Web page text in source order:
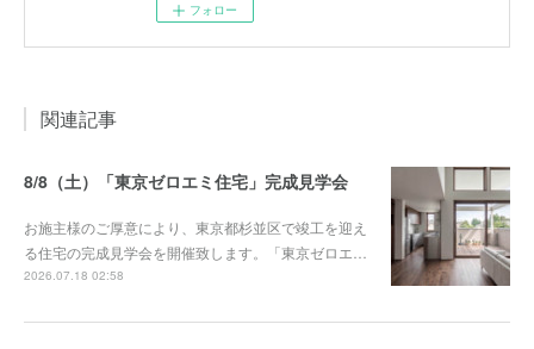
フォロー
関連記事
8/8（土）「東京ゼロエミ住宅」完成見学会
お施主様のご厚意により、東京都杉並区で竣工を迎え
る住宅の完成見学会を開催致します。「東京ゼロエ…
2026.07.18 02:58